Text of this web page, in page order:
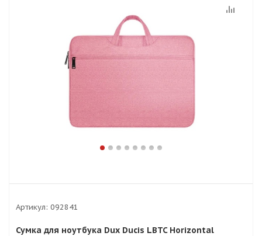
Артикул: 092841
Сумка для ноутбука Dux Ducis LBTC Horizontal